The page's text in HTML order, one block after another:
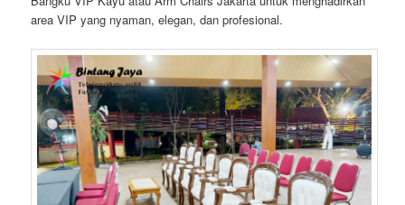
area VIP yang nyaman, elegan, dan profesional.